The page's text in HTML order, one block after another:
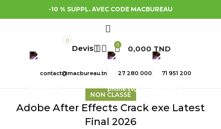
-10 % SUPPL. AVEC CODE MACBUREAU
0
0 0,000 TND
contact@macbureau.tn 27 280 000 71 951 200
NON CLASSÉ
Adobe After Effects Crack exe Latest
Final 2026